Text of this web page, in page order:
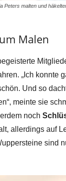
Peters malten und
Malen
„Ich konnte
Und so
meinte sie
noch
allerdings auf
sind